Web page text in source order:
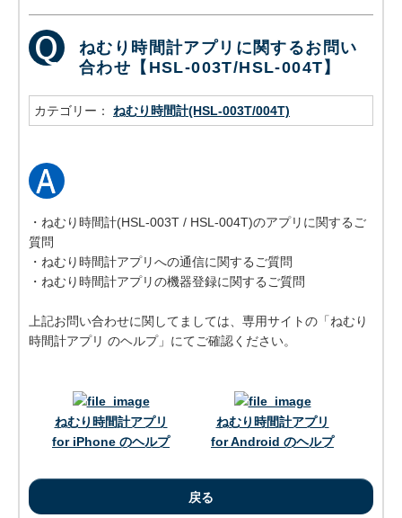
ねむり時間計アプリに関するお問い
合わせ【HSL-003T/HSL-004T】
カテゴリー： ねむり時間計(HSL-003T/004T)
・ねむり時間計(HSL-003T / HSL-004T)のアプリに関するご
質問
・ねむり時間計アプリへの通信に関するご質問
・ねむり時間計アプリの機器登録に関するご質問
上記お問い合わせに関してましては、専用サイトの「ねむり
時間計アプリ のヘルプ」にてご確認ください。
ねむり時間計アプリ
for iPhone のヘルプ
ねむり時間計アプリ
for Android のヘルプ
戻る